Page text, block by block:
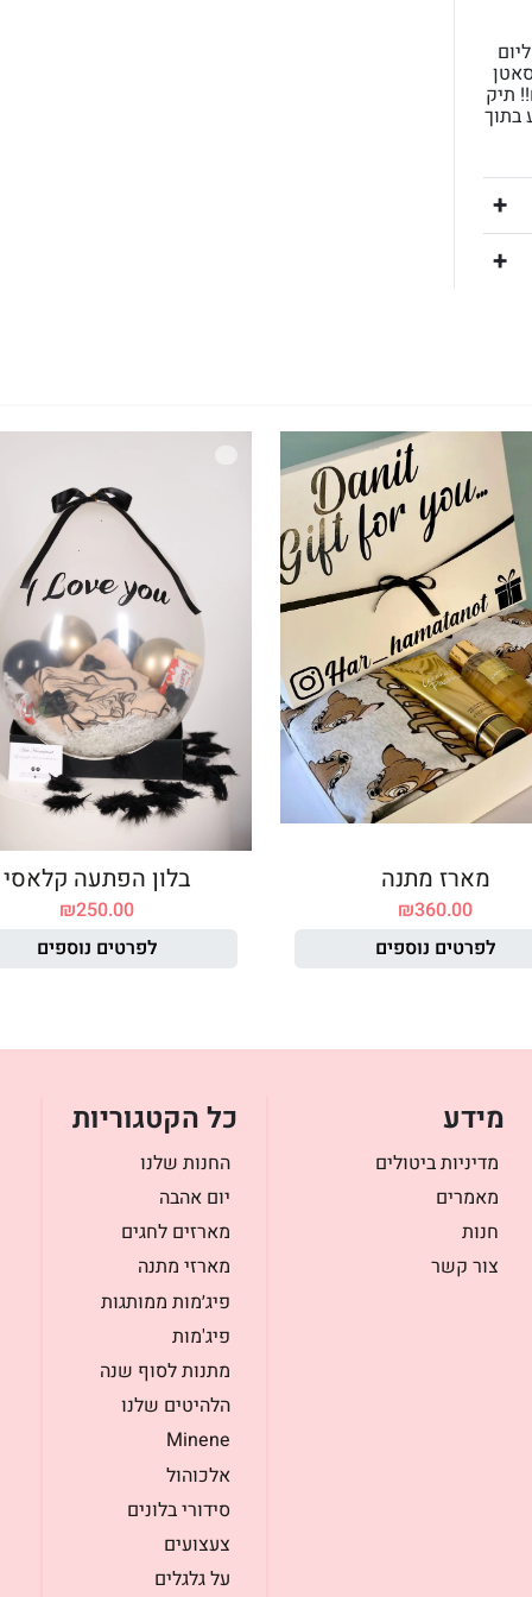
תיק
בתוך
מארז מתנה
₪360.00
לפרטים נוספים
בלון הפתעה קלאסי
₪250.00
לפרטים נוספים
מידע
מדיניות ביטולים
מאמרים
חנות
צור קשר
כל הקטגוריות
החנות שלנו
יום אהבה
מארזים לחגים
מארזי מתנה
פיג׳מות ממותגות
פיג'מות
מתנות לסוף שנה
הלהיטים שלנו
Minene
אלכוהול
סידורי בלונים
צעצועים
על גלגלים